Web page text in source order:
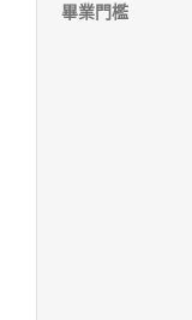
畢業門檻